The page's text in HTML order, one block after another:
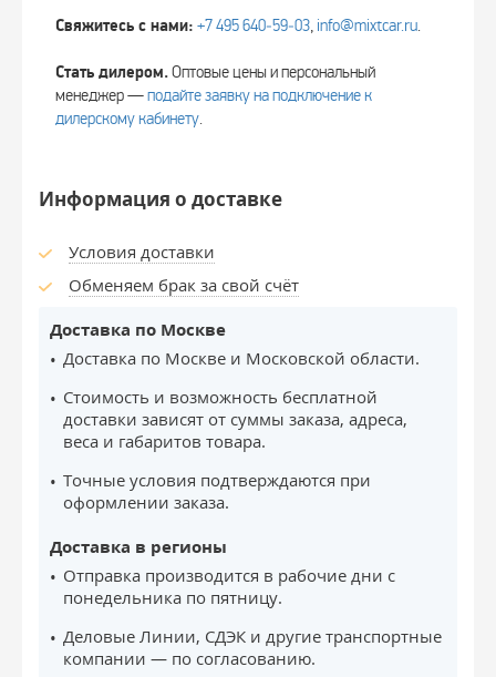
Свяжитесь с нами: +7 495 640‑59‑03, info@mixtcar.ru.
Стать дилером.Оптовые цены и персональный
менеджер —подайте заявку на подключение к
дилерскому кабинету.
Информация о доставке
Условия доставки
Обменяем брак за свой счёт
Доставка по Москве
Доставка по Москве и Московской области.
Стоимость и возможность бесплатной
доставки зависят от суммы заказа, адреса,
веса и габаритов товара.
Точные условия подтверждаются при
оформлении заказа.
Доставка в регионы
Отправка производится в рабочие дни с
понедельника по пятницу.
Деловые Линии, СДЭК и другие транспортные
компании — по согласованию.